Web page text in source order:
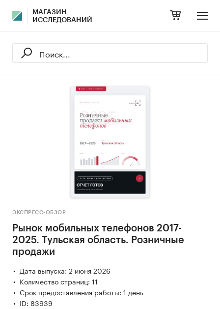
МАГАЗИН
ИССЛЕДОВАНИЙ
ЭКСПРЕСС-ОБЗОР
Рынок мобильных телефонов 2017-
2025. Тульская область. Розничные
продажи
Дата выпуска: 2 июня 2026
Количество страниц: 11
Срок предоставления работы: 1 день
ID: 83939